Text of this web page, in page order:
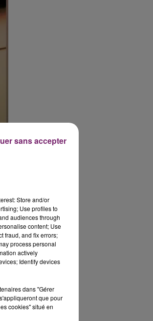
Store and/or
Use profiles to
audiences through
content; Use
fraud, and fix errors;
process personal
actively
Identify devices
dans "Gérer
que pour
cookies" situé en
sans accepter